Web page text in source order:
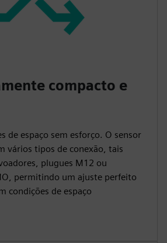
compacto e
de espaço sem esforço. O sensor
vários tipos de conexão, tais
plugues M12 ou
permitindo um ajuste perfeito
condições de espaço